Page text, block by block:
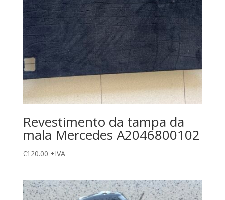
Revestimento da tampa da
mala Mercedes A2046800102
€120.00 +IVA